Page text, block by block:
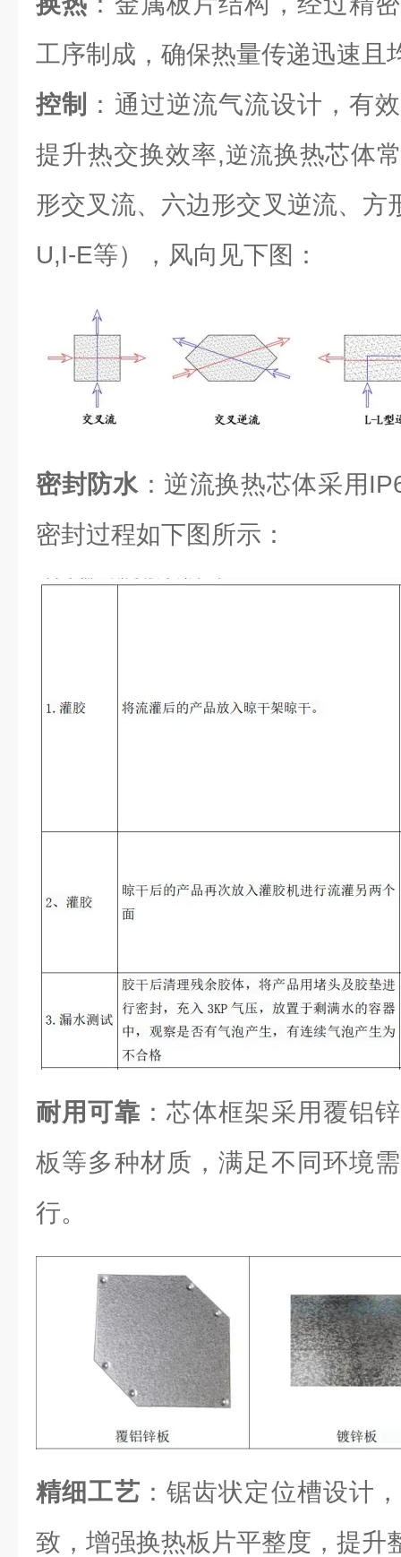
工序制成，确保热量传递迅速且
控制
：通过逆流气流设计，有
提升热交换效率,逆流换热芯体
形交叉流、六边形交叉逆流、方
U,I-E等），风向见下图：
密封防水：逆流换热芯体采用
密封过程如下图所示：
耐用可靠 ：芯体框架采用覆铝
板等多种材质，满足不同环境
行。
精细工艺 ：锯齿状定位槽设计
致，增强换热板片平整度，提升